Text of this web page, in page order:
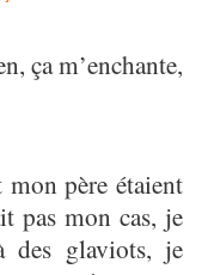
ça m’enchante,
père étaient
pas mon cas, je
des glaviots, je